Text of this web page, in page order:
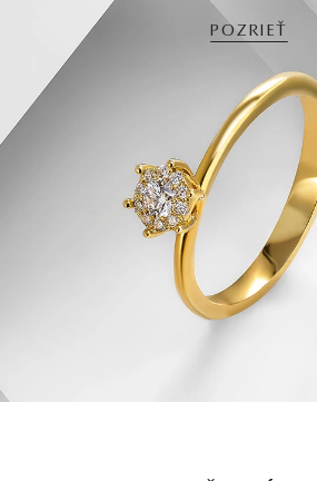
POZRIEŤ